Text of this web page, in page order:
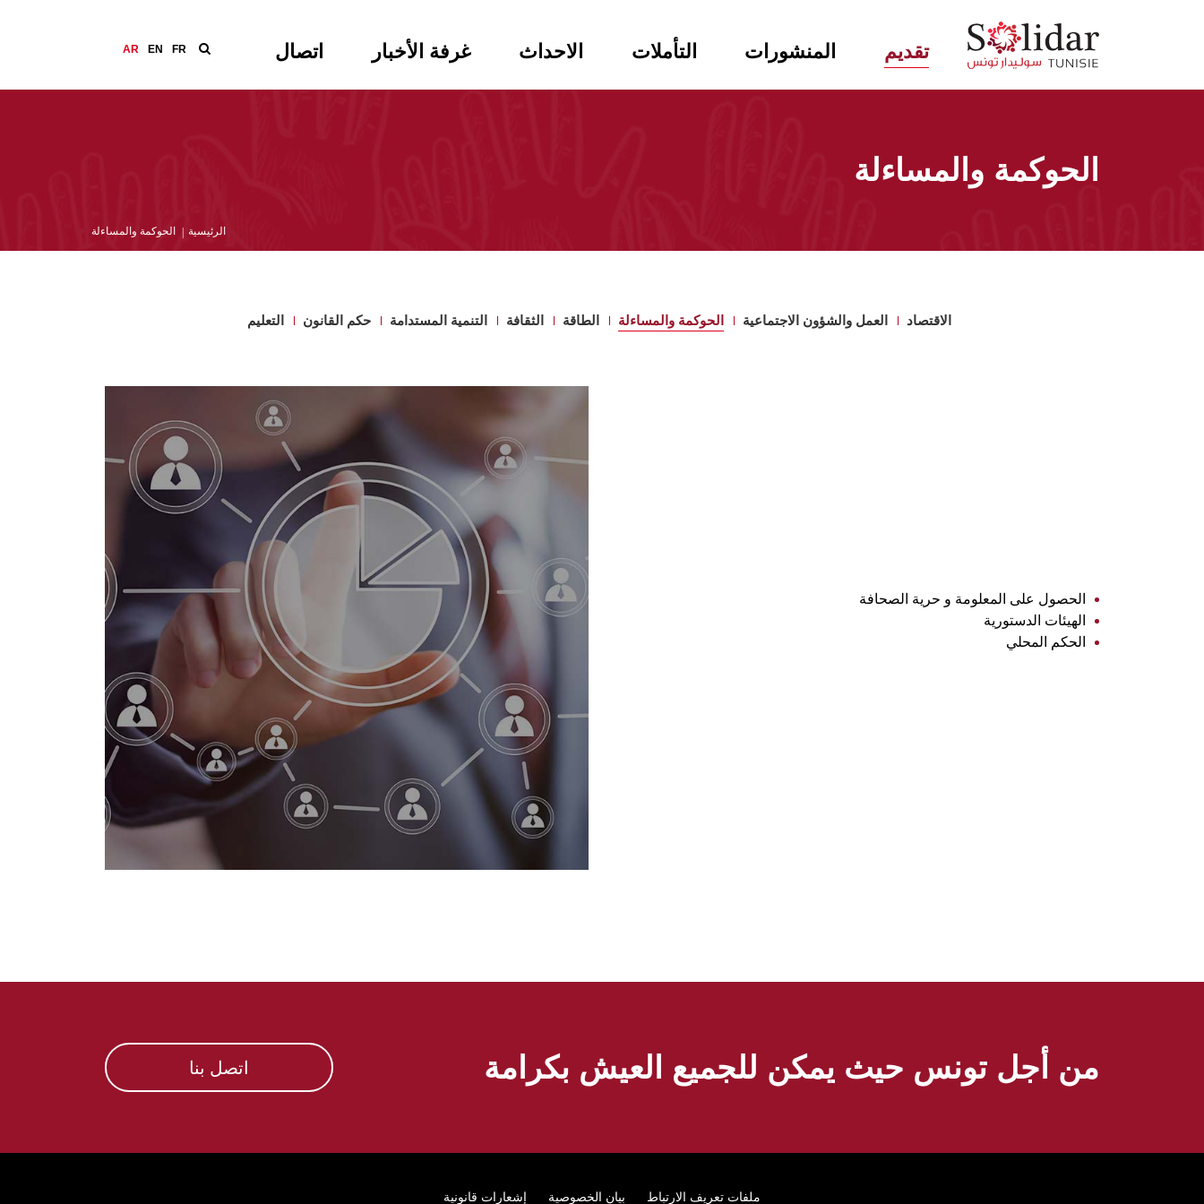
Main
navigation
تقديم المنشورات التأملات الاحداث غرفة الأخبار اتصال FR
EN
AR
الحوكمة والمساءلة
مسار
الرئيسية الحوكمة والمساءلة
الاقتصاد العمل والشؤون الاجتماعية الحوكمة والمساءلة الطاقة الثقافة التنمية المستدامة حكم القانون التعليم
الحصول على المعلومة و حرية الصحافة
الهيئات الدستورية
الحكم المحلي
من أجل تونس حيث يمكن للجميع العيش بكرامة اتصل بنا
Footer ملفات تعريف الارتباط بيان الخصوصية إشعارات قانونية